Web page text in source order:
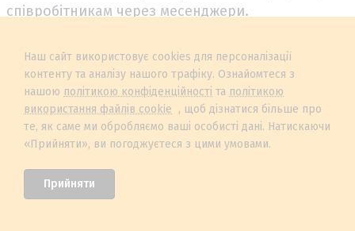
співробітникам через месенджери.
API для рекрутингу
У HURMA з’явилися нові можливості для
отримання даних щодо кандидатів, вакансій,
рекрутерів, руху кандидатів етапами вакансії
Наш сайт використовує cookies для персоналізації
контенту та аналізу нашого трафіку. Ознайомтеся з
нашою політикою конфіденційності та політикою
використання файлів cookie , щоб дізнатися більше про
те, як саме ми обробляємо ваші особисті дані. Натискаючи
«Прийняти», ви погоджуєтеся з цими умовами.
Прийняти